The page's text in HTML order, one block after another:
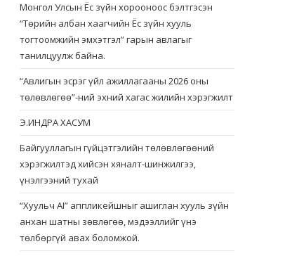
Монгол Улсын Ёс зүйн хорооноос бэлтгэсэн
“Төрийн албан хаагчийн Ёс зүйн хууль
тогтоомжийн эмхэтгэл” гарын авлагыг
танилцуулж байна.
“Авлигын эсрэг үйл ажиллагааны 2026 оны
төлөвлөгөө”-ний эхний хагас жилийн хэрэгжилт
Э.ИНДРА ХАСУМ
Байгууллагын гүйцэтгэлийн төлөвлөгөөний
хэрэгжилтэд хийсэн хяналт-шинжилгээ,
үнэлгээний тухай
“Хуульч АІ” аппликейшныг ашиглан хууль зүйн
анхан шатны зөвлөгөө, мэдээллийг үнэ
төлбөргүй авах боломжой.